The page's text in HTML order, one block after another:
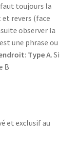
toujours la
et revers (face
observer la
une phrase ou
Type A. Si
B
et exclusif au